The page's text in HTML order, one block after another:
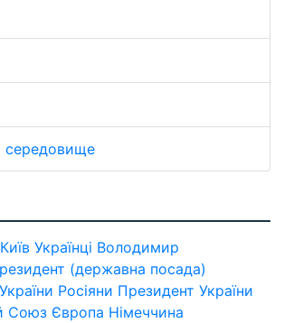
середовище
Київ Українці Володимир
(державна посада)
Росіяни Президент України
Союз Європа Німеччина